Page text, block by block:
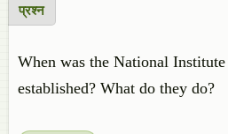
प्रश्न
When was the National Institute
established? What do they do?